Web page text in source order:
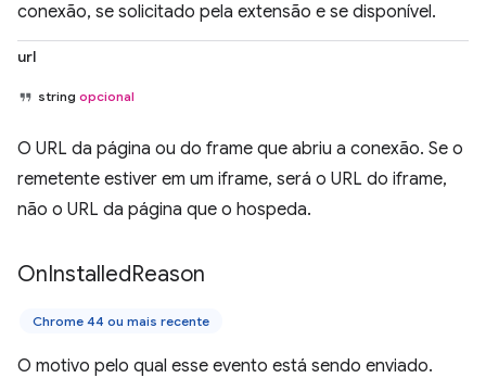
conexão, se solicitado pela extensão e se disponível.
url
string opcional
O URL da página ou do frame que abriu a conexão. Se o
remetente estiver em um iframe, será o URL do iframe,
não o URL da página que o hospeda.
OnInstalledReason
Chrome 44 ou mais recente
O motivo pelo qual esse evento está sendo enviado.